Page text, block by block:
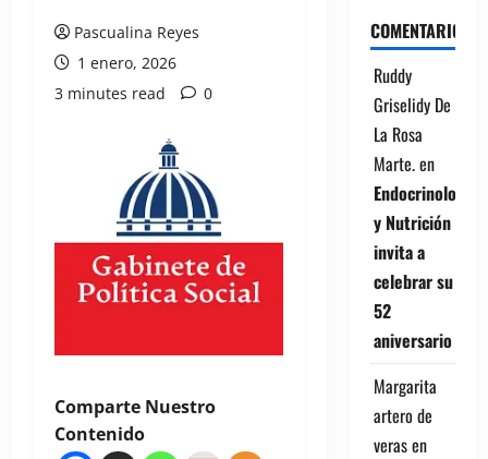
Pascualina Reyes
1 enero, 2026
3 minutes read
0
Comparte Nuestro
Contenido
COMENTARIOS
Ruddy
Griselidy De
La Rosa
Marte.en
Endocrinología
y Nutrición
invita a
celebrar su
52
aniversario
Margarita
artero de
verasen